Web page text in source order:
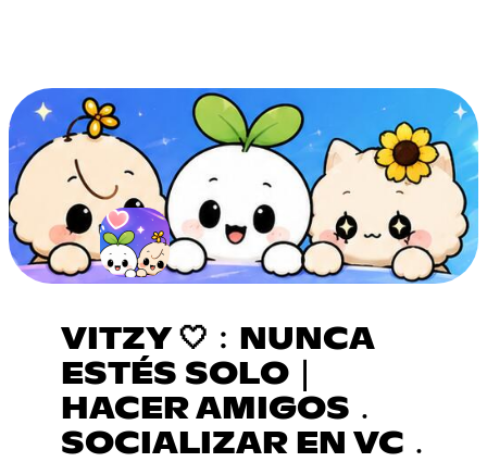
VITZY 🤍﹕NUNCA
ESTÉS SOLO｜
HACER AMIGOS﹒
SOCIALIZAR EN VC﹒